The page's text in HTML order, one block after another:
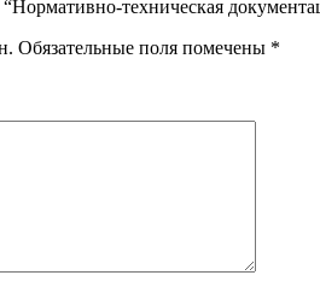
техническая
Обязательные поля помечены *